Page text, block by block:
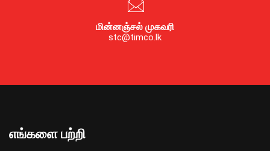
மின்னஞ்சல் முகவரி
stc@timco.lk
எங்களை பற்றி